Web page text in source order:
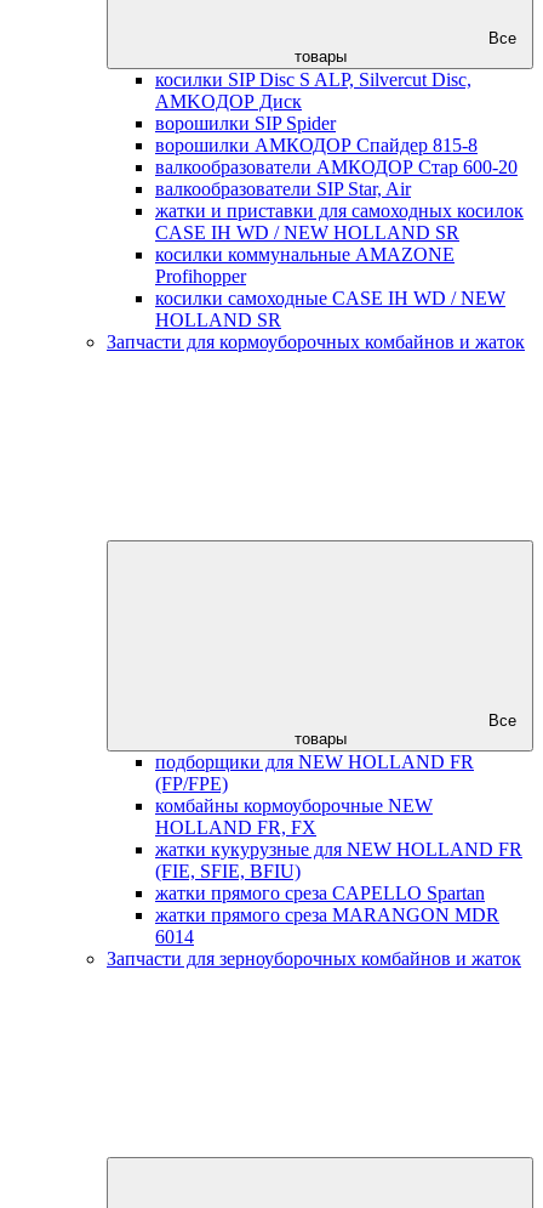
Все
товары
косилки SIP Disc S ALP, Silvercut Disc,
AMKOДОР Диск
ворошилки SIP Spider
ворошилки АМКОДОР Спайдер 815-8
валкообразователи АМКОДОР Стар 600-20
валкообразователи SIP Star, Air
жатки и приставки для самоходных косилок
CASE IH WD / NEW HOLLAND SR
косилки коммунальные AMAZONE
Profihopper
косилки самоходные CASE IH WD / NEW
HOLLAND SR
Запчасти для кормоуборочных комбайнов и жаток
Все
товары
подборщики для NEW HOLLAND FR
(FP/FPE)
комбайны кормоуборочные NEW
HOLLAND FR, FX
жатки кукурузные для NEW HOLLAND FR
(FIE, SFIE, BFIU)
жатки прямого среза CAPELLO Spartan
жатки прямого среза MARANGON MDR
6014
Запчасти для зерноуборочных комбайнов и жаток